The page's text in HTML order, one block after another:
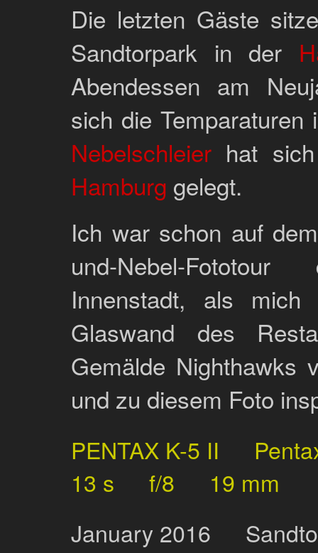
Die letzten Gäste
Sandtorpark in der
Abendessen am
sich die
Nebelschleier hat
Hamburg gelegt.
Ich war schon auf
und-Nebel-
Innenstadt, als
Glaswand des
Gemälde Nighthawks
und zu diesem Foto
PENTAX K-5 II
13 s
f/8
19 mm
January 2016